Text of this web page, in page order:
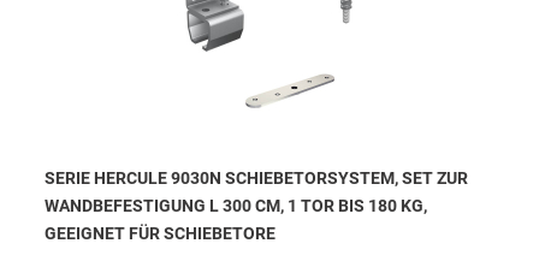
SERIE HERCULE 9030N SCHIEBETORSYSTEM, SET ZUR
WANDBEFESTIGUNG L 300 CM, 1 TOR BIS 180 KG,
GEEIGNET FÜR SCHIEBETORE